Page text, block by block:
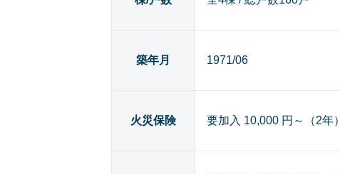
築年月 1971/06
火災保険 要加入 10,000 円～（2年）